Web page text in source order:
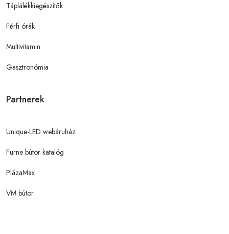
Táplálékkiegészítők
Férfi órák
Multivitamin
Gasztronómia
Partnerek
Unique-LED webáruház
Furne bútor katalóg
PlázaMax
VM bútor